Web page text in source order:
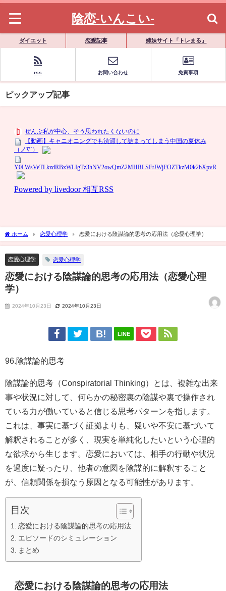
陰恋-いんこい-
ダイエット 恋愛記事 姉妹サイト「トレまる」
rss お問い合わせ 免責事項
ピックアップ記事
ホーム 恋愛心理学 恋愛における陰謀論的思考の応用法（恋愛心理学）
恋愛心理学 恋愛心理学
恋愛における陰謀論的思考の応用法（恋愛心理
学）
2024年10月23日 2024年10月23日
LINE
96.陰謀論的思考
陰謀論的思考（Conspiratorial Thinking）とは、複雑な出来
事や状況に対して、何らかの秘密裏の陰謀や裏で操作され
ている力が働いていると信じる思考パターンを指します。
これは、事実に基づく証拠よりも、疑いや不安に基づいて
解釈されることが多く、現実を単純化したいという心理的
な欲求から生じます。恋愛においては、相手の行動や状況
を過度に疑ったり、他者の意図を陰謀的に解釈すること
が、信頼関係を損なう原因となる可能性があります。
目次
恋愛における陰謀論的思考の応用法
エピソードのシミュレーション
まとめ
恋愛における陰謀論的思考の応用法